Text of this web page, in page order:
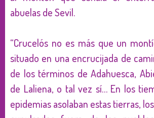
abuelas de Sevil.
“Crucelós no es más que un
situado en una encrucijada de
de los términos de Adahuesca,
de Laliena, o tal vez sí… En los
epidemias asolaban estas tierras,